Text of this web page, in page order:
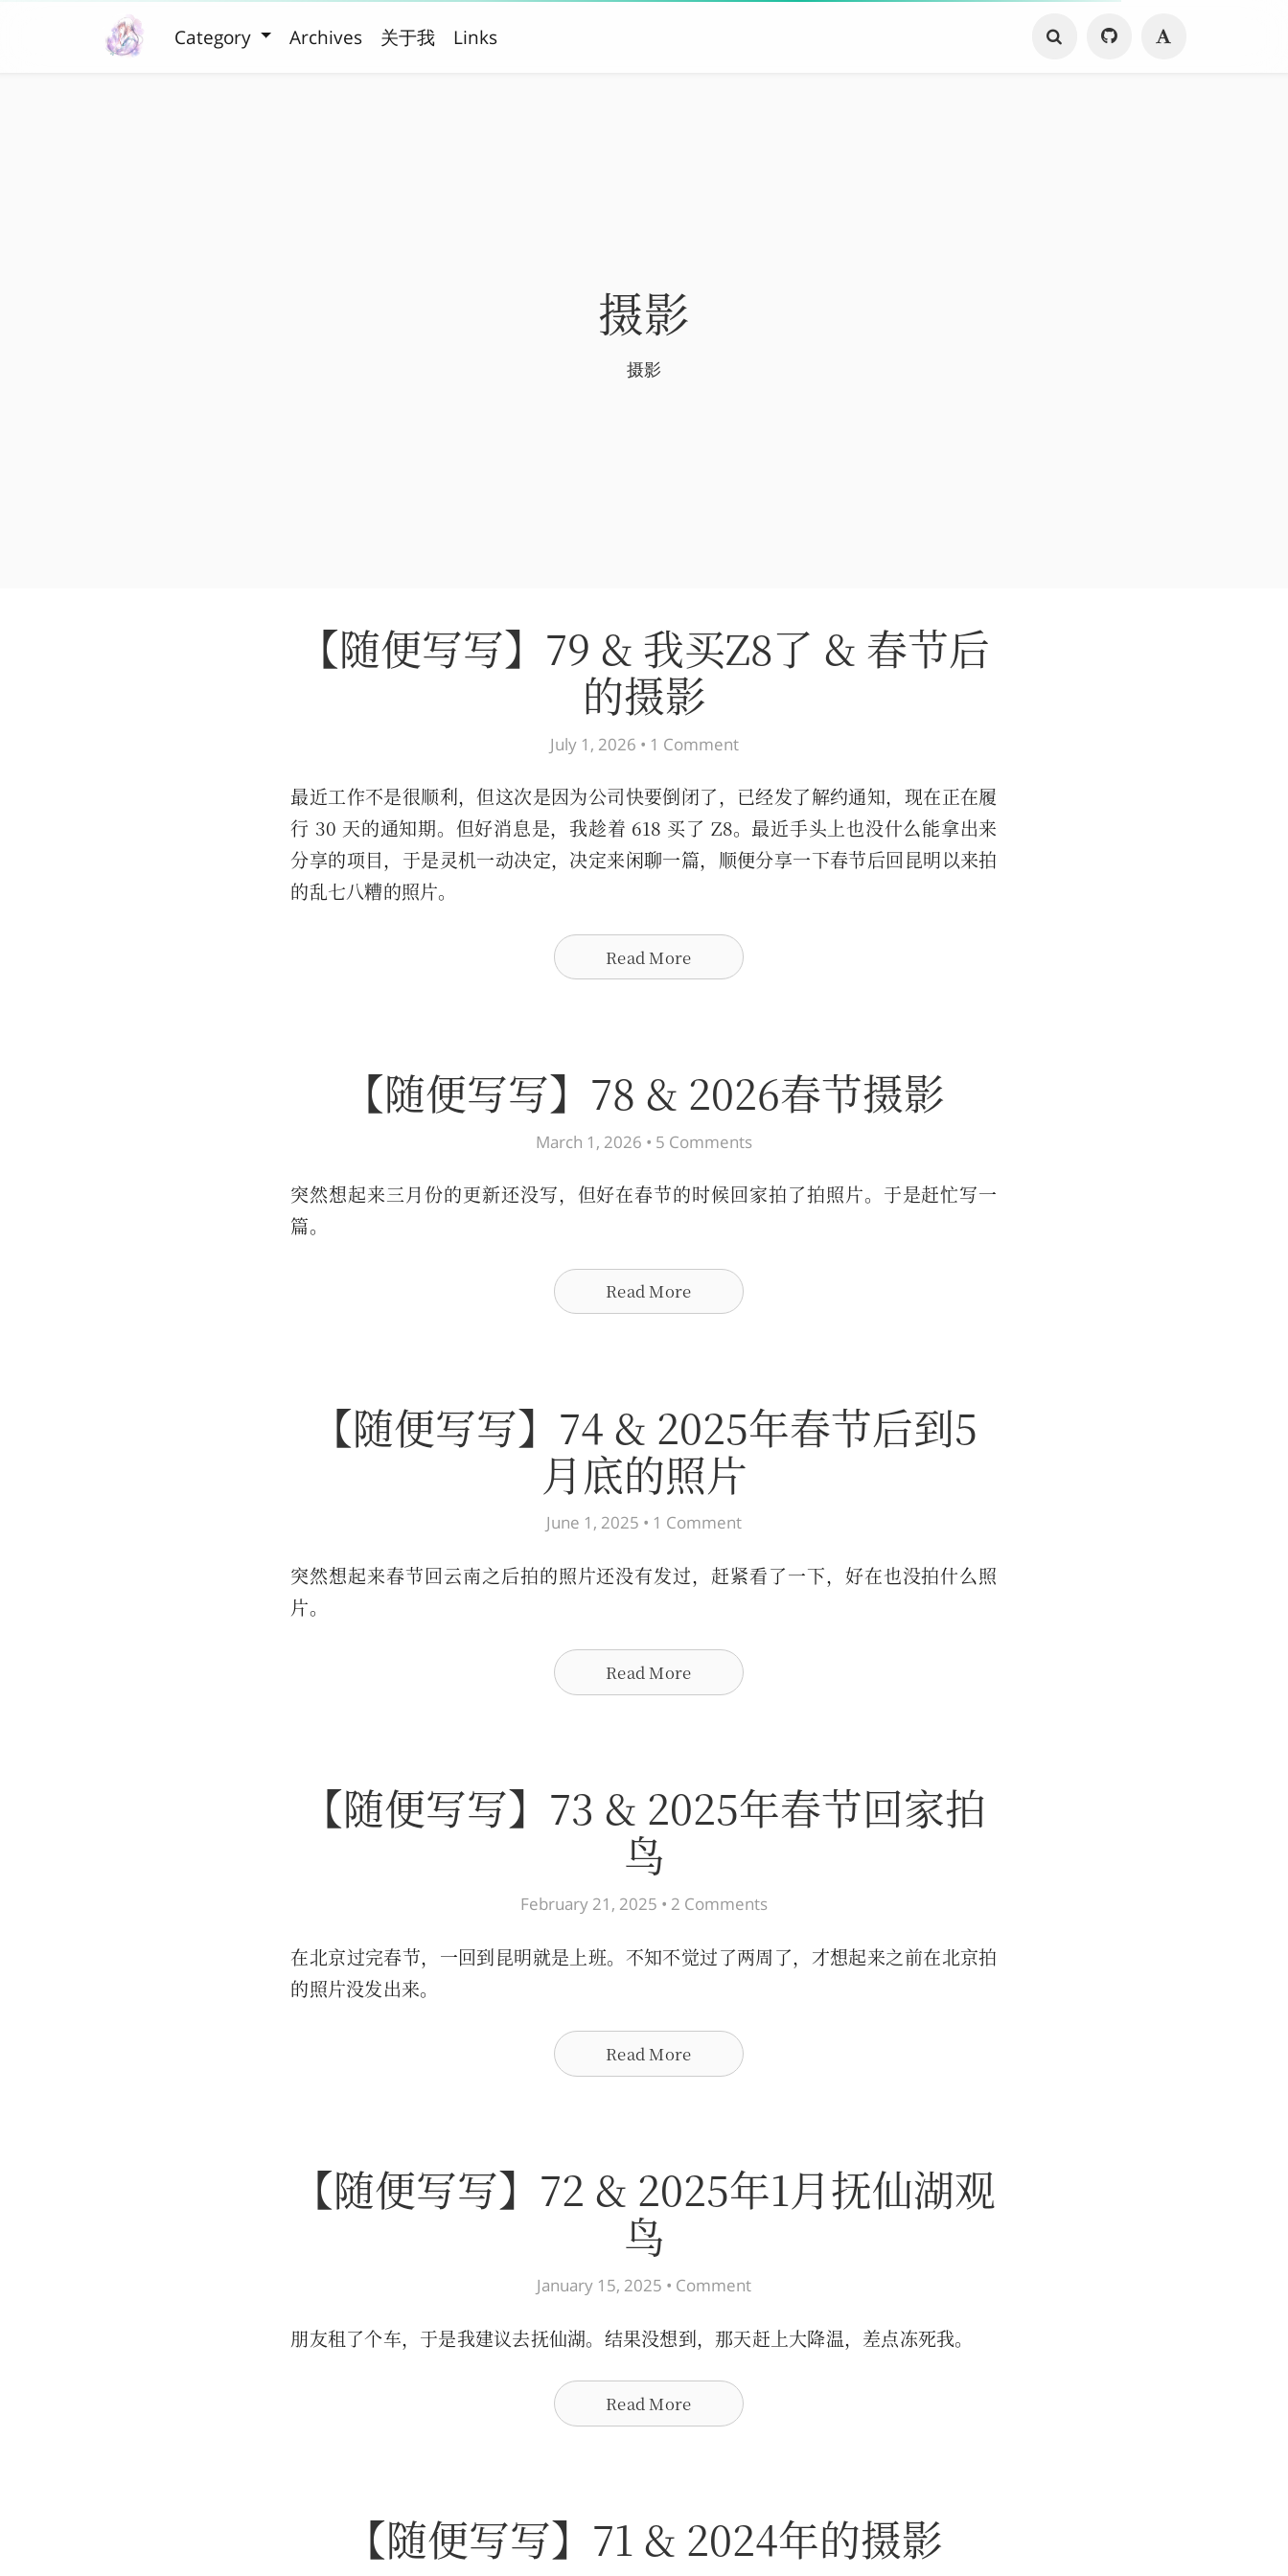
Category Archives 关于我 Links
摄影
摄影
【随便写写】79 & 我买Z8了 & 春节后
的摄影
July 1, 2026 • 1 Comment
最近工作不是很顺利，但这次是因为公司快要倒闭了，已经发了解约通知，现在正在履
行 30 天的通知期。但好消息是，我趁着 618 买了 Z8。最近手头上也没什么能拿出来
分享的项目，于是灵机一动决定，决定来闲聊一篇，顺便分享一下春节后回昆明以来拍
的乱七八糟的照片。
Read More
【随便写写】78 & 2026春节摄影
March 1, 2026 • 5 Comments
突然想起来三月份的更新还没写，但好在春节的时候回家拍了拍照片。于是赶忙写一
篇。
Read More
【随便写写】74 & 2025年春节后到5
月底的照片
June 1, 2025 • 1 Comment
突然想起来春节回云南之后拍的照片还没有发过，赶紧看了一下，好在也没拍什么照
片。
Read More
【随便写写】73 & 2025年春节回家拍
鸟
February 21, 2025 • 2 Comments
在北京过完春节，一回到昆明就是上班。不知不觉过了两周了，才想起来之前在北京拍
的照片没发出来。
Read More
【随便写写】72 & 2025年1月抚仙湖观
鸟
January 15, 2025 • Comment
朋友租了个车，于是我建议去抚仙湖。结果没想到，那天赶上大降温，差点冻死我。
Read More
【随便写写】71 & 2024年的摄影